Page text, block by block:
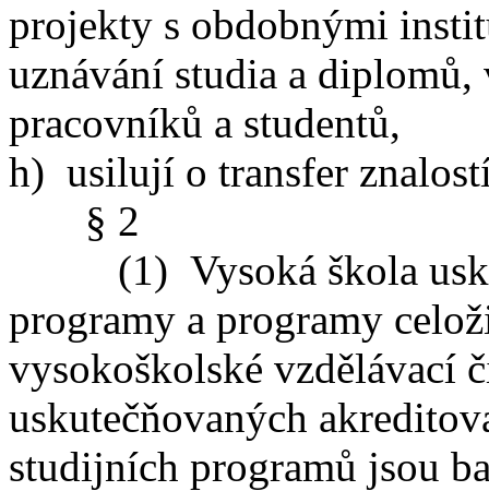
projekty s obdobnými
uznávání studia a
pracovníků a studentů,
h) usilují o transfer
§ 2
(1) Vysoká škola
programy a programy
vysokoškolské vzdělávací
uskutečňovaných
studijních programů jsou